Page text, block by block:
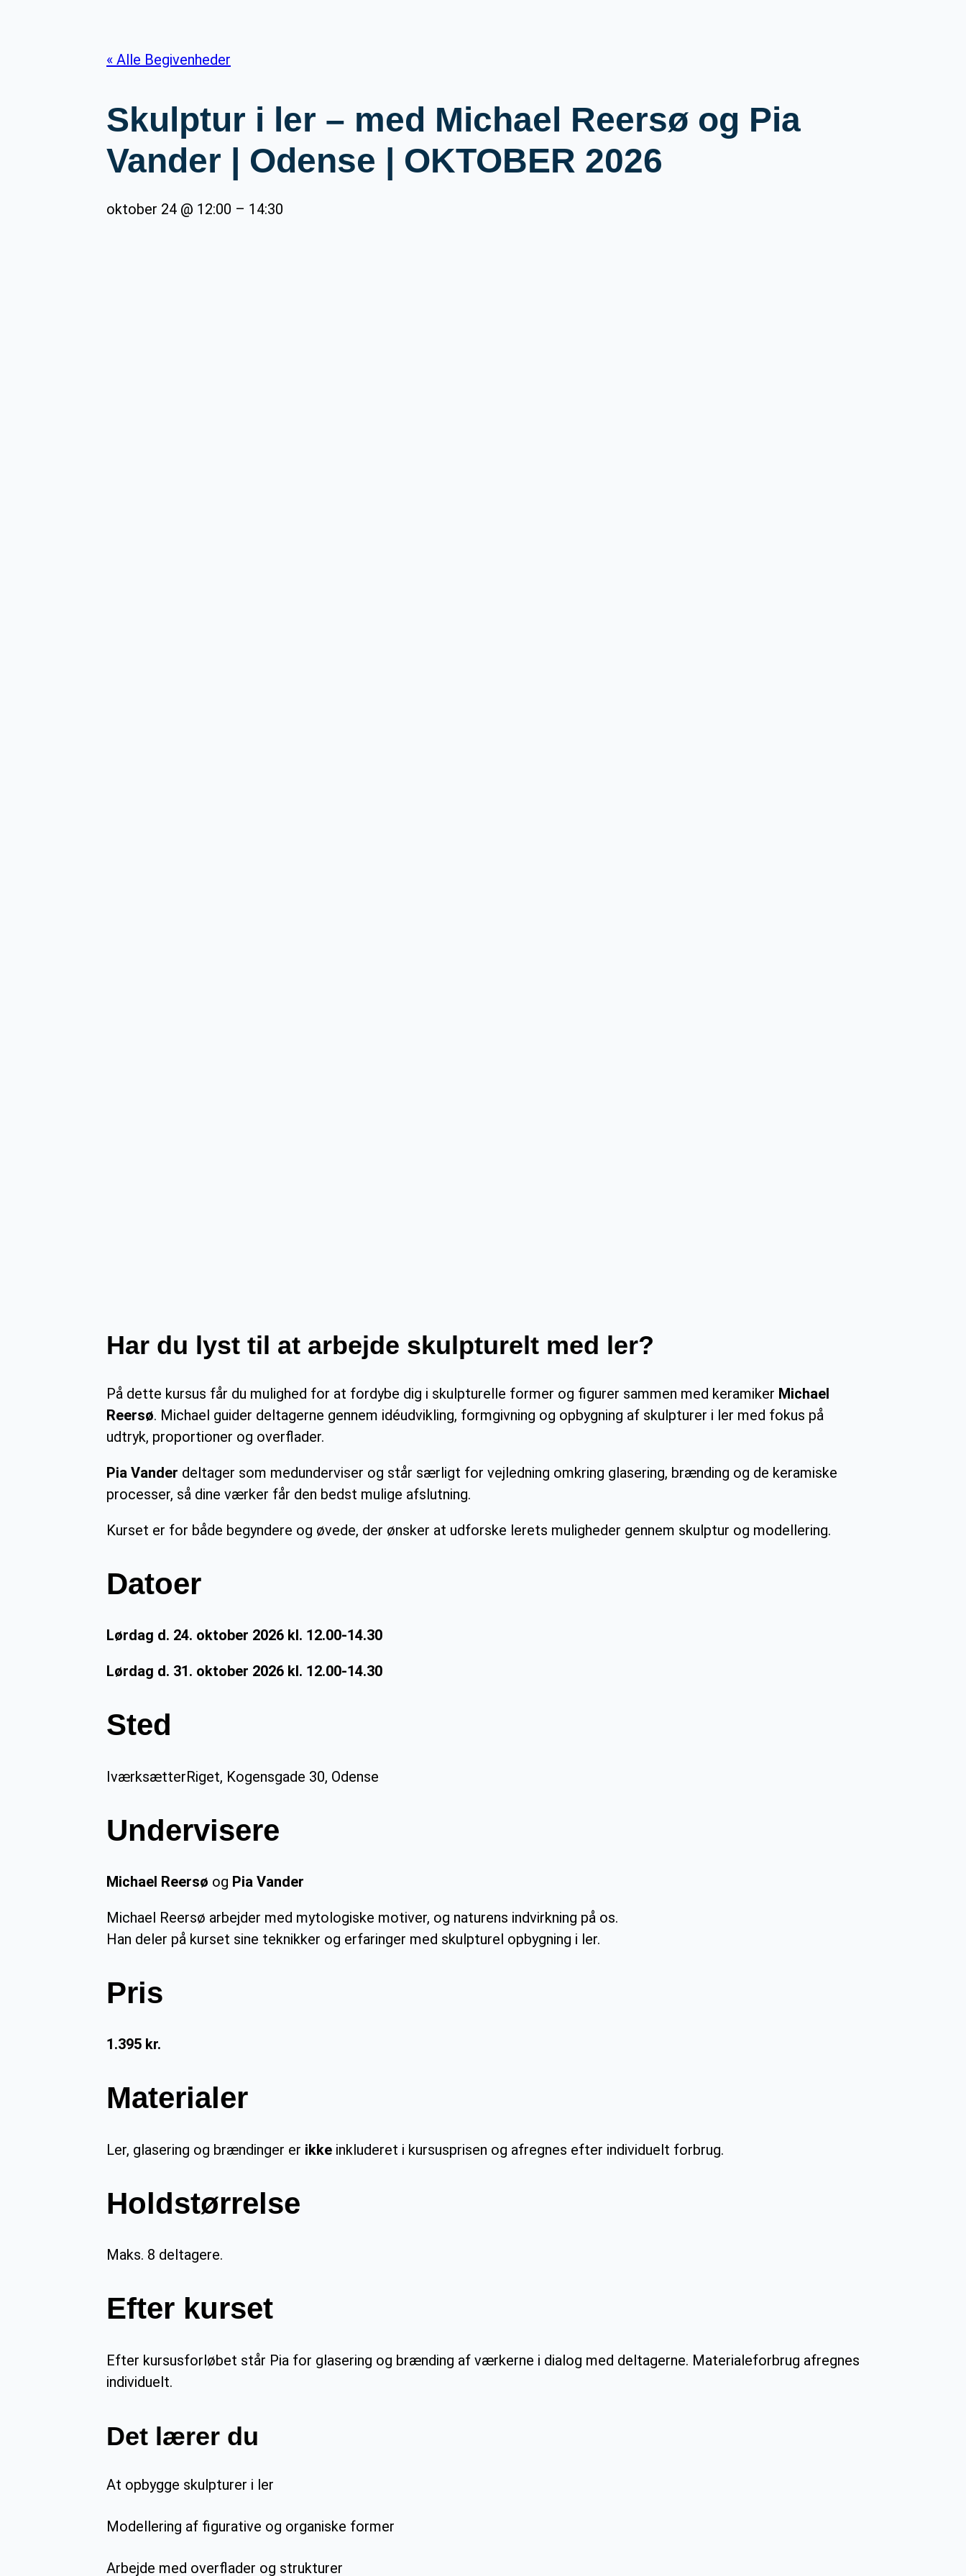
« Alle Begivenheder
Skulptur i ler – med Michael Reersø og Pia
Vander | Odense | OKTOBER 2026
oktober 24 @ 12:00 – 14:30
Har du lyst til at arbejde skulpturelt med ler?
På dette kursus får du mulighed for at fordybe dig i skulpturelle former og figurer sammen med keramiker Michael
Reersø. Michael guider deltagerne gennem idéudvikling, formgivning og opbygning af skulpturer i ler med fokus på
udtryk, proportioner og overflader.
Pia Vander deltager som medunderviser og står særligt for vejledning omkring glasering, brænding og de keramiske
processer, så dine værker får den bedst mulige afslutning.
Kurset er for både begyndere og øvede, der ønsker at udforske lerets muligheder gennem skulptur og modellering.
Datoer
Lørdag d. 24. oktober 2026 kl. 12.00-14.30
Lørdag d. 31. oktober 2026 kl. 12.00-14.30
Sted
IværksætterRiget, Kogensgade 30, Odense
Undervisere
Michael Reersø og Pia Vander
Michael Reersø arbejder med mytologiske motiver, og naturens indvirkning på os.
Han deler på kurset sine teknikker og erfaringer med skulpturel opbygning i ler.
Pris
1.395 kr.
Materialer
Ler, glasering og brændinger er ikke inkluderet i kursusprisen og afregnes efter individuelt forbrug.
Holdstørrelse
Maks. 8 deltagere.
Efter kurset
Efter kursusforløbet står Pia for glasering og brænding af værkerne i dialog med deltagerne. Materialeforbrug afregnes
individuelt.
Det lærer du
At opbygge skulpturer i ler
Modellering af figurative og organiske former
Arbejde med overflader og strukturer